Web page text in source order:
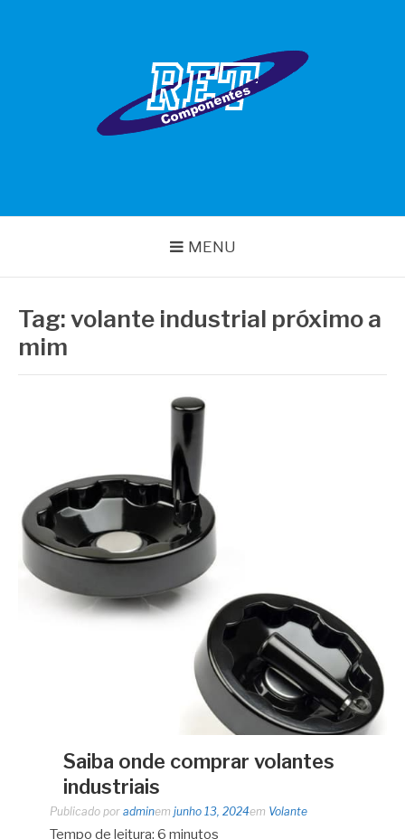
MENU
Tag:volante industrial próximo a
mim
Saiba onde comprar volantes
industriais
Publicado por adminem junho 13, 2024em Volante
Tempo de leitura: 6 minutos